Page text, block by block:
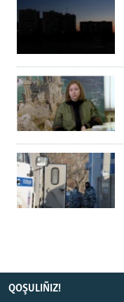
QOŞULIÑIZ!